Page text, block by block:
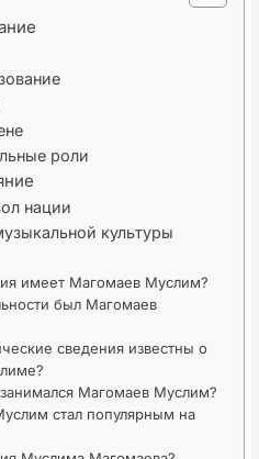
роли
нации
культуры
имеет Магомаев Муслим?
был Магомаев
сведения известны о
Магомаев Муслим?
стал популярным на